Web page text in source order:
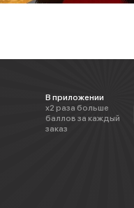
В приложении
х2 раза больше
баллов за каждый
заказ